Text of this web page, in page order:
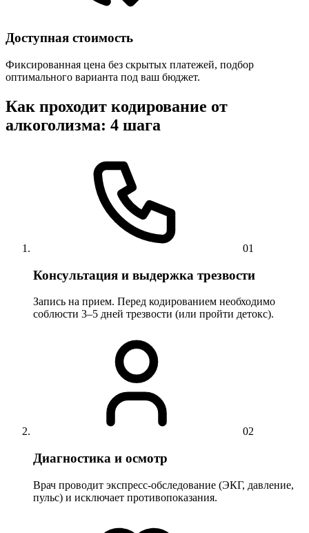
Доступная стоимость
Фиксированная цена без скрытых платежей, подбор
оптимального варианта под ваш бюджет.
Как проходит кодирование от
алкоголизма: 4 шага
01
Консультация и выдержка трезвости
Запись на прием. Перед кодированием необходимо
соблюсти 3–5 дней трезвости (или пройти детокс).
02
Диагностика и осмотр
Врач проводит экспресс-обследование (ЭКГ, давление,
пульс) и исключает противопоказания.